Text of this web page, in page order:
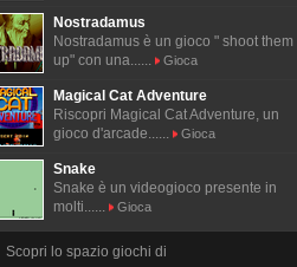
Nostradamus
Nostradamus è un gioco " shoot them
up" con una......
Gioca
Magical Cat Adventure
Riscopri Magical Cat Adventure, un
gioco d'arcade......
Gioca
Snake
Snake è un videogioco presente in
molti......
Gioca
Scopri lo spazio giochi di